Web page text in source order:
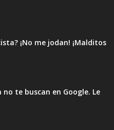
¡No me jodan! ¡Malditos
no te buscan en Google. Le